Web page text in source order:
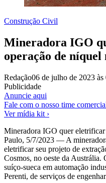
Construção Civil
Mineradora IGO
operação de
Redação06 de julho de 2023 às
Publicidade
Anuncie aqui
Fale com o nosso time
Ver mídia kit ›
Mineradora IGO quer
Paulo, 5/7/2023 — A
eletrificar seu projeto de
Cosmos, no oeste da Austrália.
suíço-sueca em automação
Perenti, de serviços de